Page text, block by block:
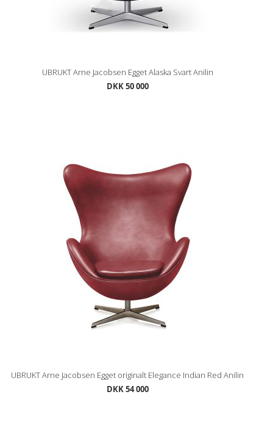
UBRUKT Arne Jacobsen Egget Alaska Svart Anilin
DKK 50 000
UBRUKT Arne Jacobsen Egget originalt Elegance Indian Red Anilin
DKK 54 000